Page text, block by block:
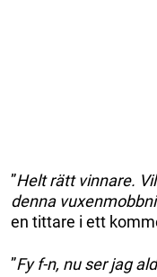
”Helt rätt vinnare.
denna
en tittare i ett
”Fy f-n, nu ser jag